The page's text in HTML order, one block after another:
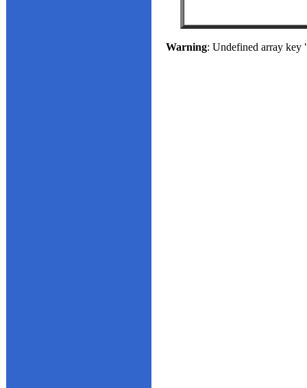
Warning: Undefined array